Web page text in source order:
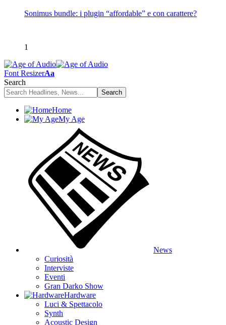
Sonimus bundle: i plugin “affordable” e con carattere?
1
Font ResizerAa
Search
Home
My Age
News
Curiosità
Interviste
Eventi
Gran Darko Show
Hardware
Luci & Spettacolo
Synth
Acoustic Design